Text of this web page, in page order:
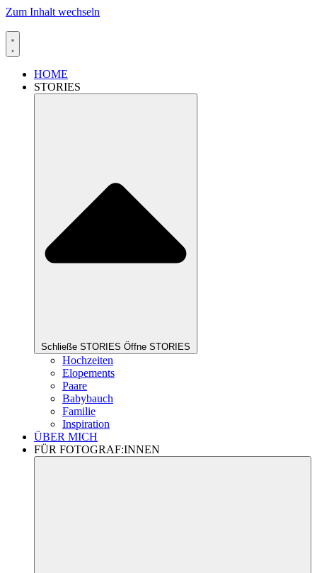
Zum Inhalt wechseln
HOME
STORIES
Schließe STORIES Öffne STORIES
Hochzeiten
Elopements
Paare
Babybauch
Familie
Inspiration
ÜBER MICH
FÜR FOTOGRAF:INNEN